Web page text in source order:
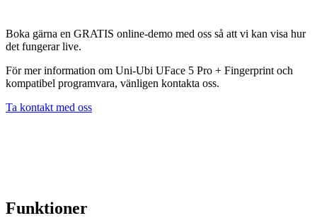
Boka gärna en GRATIS online-demo med oss så att vi kan visa hur
det fungerar live.
För mer information om Uni-Ubi UFace 5 Pro + Fingerprint och
kompatibel programvara, vänligen kontakta oss.
Ta kontakt med oss
Funktioner